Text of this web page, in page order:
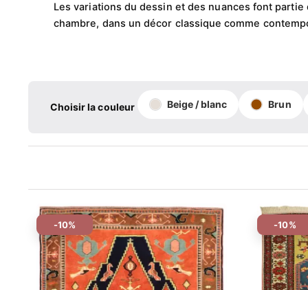
Les variations du dessin et des nuances font
chambre, dans un décor classique comme
Choisir la couleur Beige / blanc Brun
-10% -10%